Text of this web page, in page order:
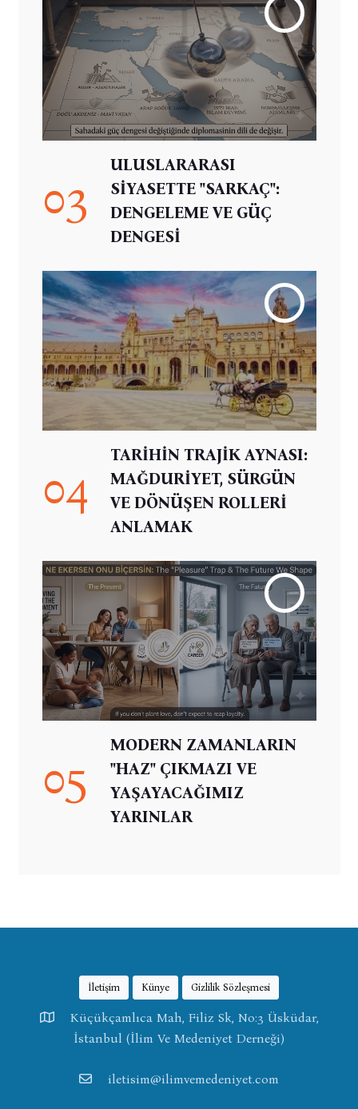
03
ULUSLARARASI
SİYASETTE "SARKAÇ":
DENGELEME VE GÜÇ
DENGESİ
04
TARİHİN TRAJİK AYNASI:
MAĞDURİYET, SÜRGÜN
VE DÖNÜŞEN ROLLERİ
ANLAMAK
05
MODERN ZAMANLARIN
"HAZ" ÇIKMAZI VE
YAŞAYACAĞIMIZ
YARINLAR
İletişim Künye Gizlilik Sözleşmesi
Küçükçamlıca Mah, Filiz Sk, No:3 Üsküdar,
İstanbul (İlim Ve Medeniyet Derneği)
iletisim@ilimvemedeniyet.com